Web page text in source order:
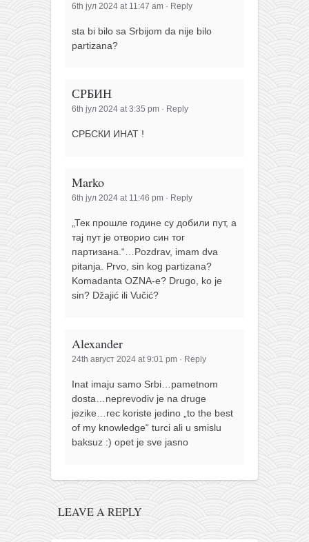
6th јул 2024 at 11:47 am · Reply
sta bi bilo sa Srbijom da nije bilo
partizana?
СРБИН
6th јул 2024 at 3:35 pm · Reply
СРБСКИ ИНАТ !
Marko
6th јул 2024 at 11:46 pm · Reply
„Тек прошле године су добили пут, а
тај пут је отворио син тог
партизана.“…Pozdrav, imam dva
pitanja. Prvo, sin kog partizana?
Komadanta OZNA-e? Drugo, ko je
sin? Džajić ili Vučić?
Alexander
24th август 2024 at 9:01 pm · Reply
Inat imaju samo Srbi…pametnom
dosta…neprevodiv je na druge
jezike…rec koriste jedino „to the best
of my knowledge“ turci ali u smislu
baksuz :) opet je sve jasno
LEAVE A REPLY